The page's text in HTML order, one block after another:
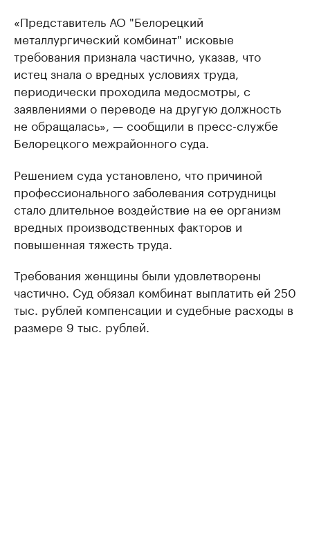
«Представитель АО "Белорецкий
металлургический комбинат" исковые
требования признала частично, указав, что
истец знала о вредных условиях труда,
периодически проходила медосмотры, с
заявлениями о переводе на другую должность
не обращалась», — сообщили в пресс-службе
Белорецкого межрайонного суда.
Решением суда установлено, что причиной
профессионального заболевания сотрудницы
стало длительное воздействие на ее организм
вредных производственных факторов и
повышенная тяжесть труда.
Требования женщины были удовлетворены
частично. Суд обязал комбинат выплатить ей 250
тыс. рублей компенсации и судебные расходы в
размере 9 тыс. рублей.